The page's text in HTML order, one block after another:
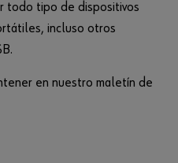
todo tipo de dispositivos
incluso otros
en nuestro maletín de